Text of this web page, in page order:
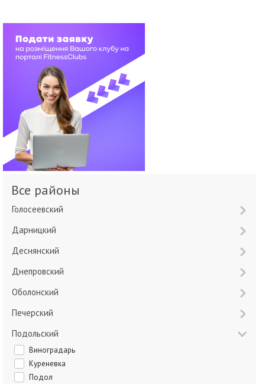
Все районы
Голосеевский
Дарницкий
Деснянский
Днепровский
Оболонский
Печерский
Подольский
Виноградарь
Куреневка
Подол